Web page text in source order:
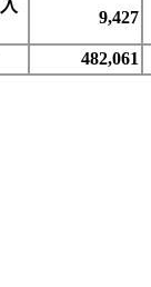
9,427
482,061